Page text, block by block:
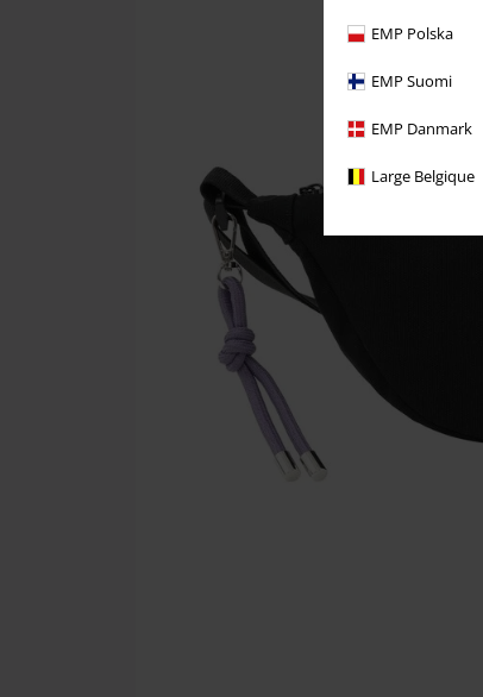
EMP Polska
EMP Suomi
EMP Danmark
Large Belgique